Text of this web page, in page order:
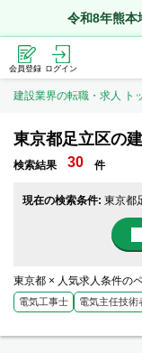
令和8年熊本
会員登録 ログイン
建設業界の転職・求人 ト
東京都足立区の
検索結果 30 件
現在の検索条件: 東京都
東京都 × 人気求人条件の
電気工事士 電気主任技術